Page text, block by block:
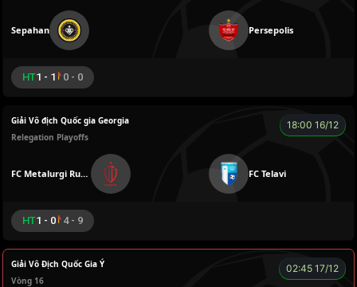
Sepahan Persepolis
HT1 - 1 0 - 0
Giải Vô địch Quốc gia Georgia
Relegation Playoffs
18:00 16/12
FC Metalurgi Rustavi FC Telavi
HT1 - 0 4 - 9
Giải Vô Địch Quốc Gia Ý
Vòng 16
02:45 17/12